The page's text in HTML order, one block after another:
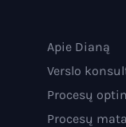
Apie Dianą
Verslo
Procesų
Procesų